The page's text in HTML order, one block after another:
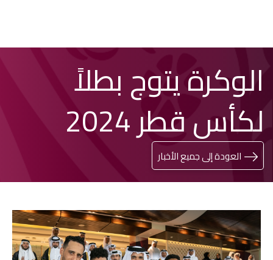
إلى
المحتوى
الرئيسي
الوكرة يتوج بطلاً
لكأس قطر 2024
العودة إلى جميع الأخبار